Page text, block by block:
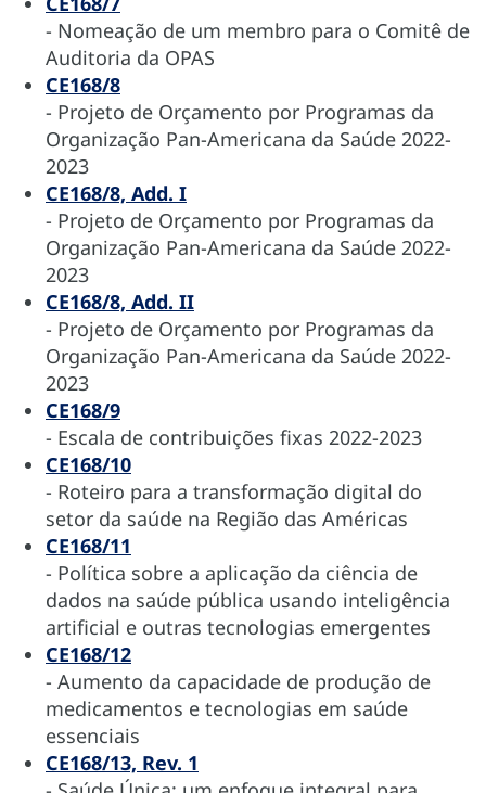
- Nomeação de um membro para o Comitê de
Auditoria da OPAS
CE168/8
- Projeto de Orçamento por Programas da
Organização Pan-Americana da Saúde 2022-
2023
CE168/8, Add. I
- Projeto de Orçamento por Programas da
Organização Pan-Americana da Saúde 2022-
2023
CE168/8, Add. II
- Projeto de Orçamento por Programas da
Organização Pan-Americana da Saúde 2022-
2023
CE168/9
- Escala de contribuições fixas 2022-2023
CE168/10
- Roteiro para a transformação digital do
setor da saúde na Região das Américas
CE168/11
- Política sobre a aplicação da ciência de
dados na saúde pública usando inteligência
artificial e outras tecnologias emergentes
CE168/12
- Aumento da capacidade de produção de
medicamentos e tecnologias em saúde
essenciais
CE168/13, Rev. 1